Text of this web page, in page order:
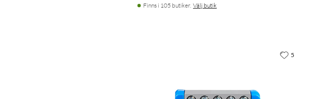
Finns i 105 butiker. Välj butik
5